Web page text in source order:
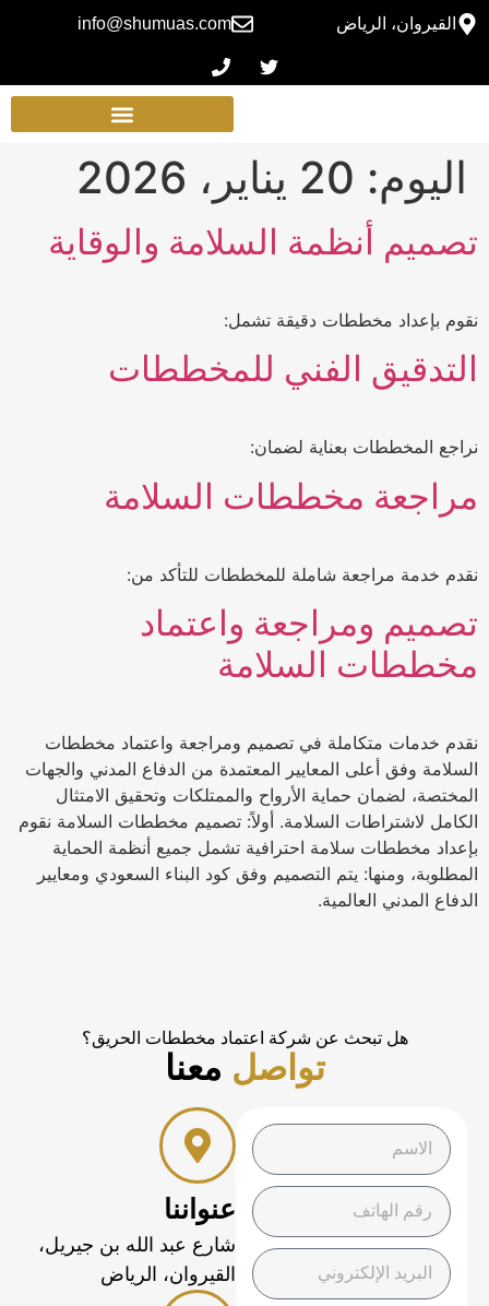
القيروان، الرياض info@shumuas.com
اليوم: 20 يناير، 2026
تصميم أنظمة السلامة والوقاية
نقوم بإعداد مخططات دقيقة تشمل:
التدقيق الفني للمخططات
نراجع المخططات بعناية لضمان:
مراجعة مخططات السلامة
نقدم خدمة مراجعة شاملة للمخططات للتأكد من:
تصميم ومراجعة واعتماد
مخططات السلامة
نقدم خدمات متكاملة في تصميم ومراجعة واعتماد مخططات
السلامة وفق أعلى المعايير المعتمدة من الدفاع المدني والجهات
المختصة، لضمان حماية الأرواح والممتلكات وتحقيق الامتثال
الكامل لاشتراطات السلامة. أولاً: تصميم مخططات السلامة نقوم
بإعداد مخططات سلامة احترافية تشمل جميع أنظمة الحماية
المطلوبة، ومنها: يتم التصميم وفق كود البناء السعودي ومعايير
الدفاع المدني العالمية.
هل تبحث عن شركة اعتماد مخططات الحريق؟
تواصل معنا
عنواننا
شارع عبد الله بن جيريل،
القيروان، الرياض